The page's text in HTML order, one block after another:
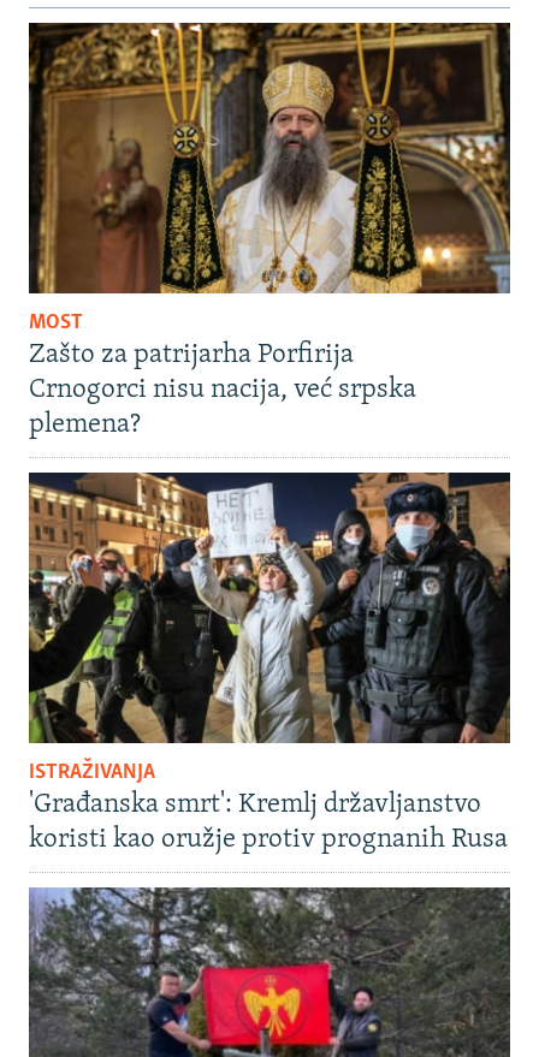
MOST
Zašto za patrijarha Porfirija
Crnogorci nisu nacija, već srpska
plemena?
ISTRAŽIVANJA
'Građanska smrt': Kremlj državljanstvo
koristi kao oružje protiv prognanih Rusa